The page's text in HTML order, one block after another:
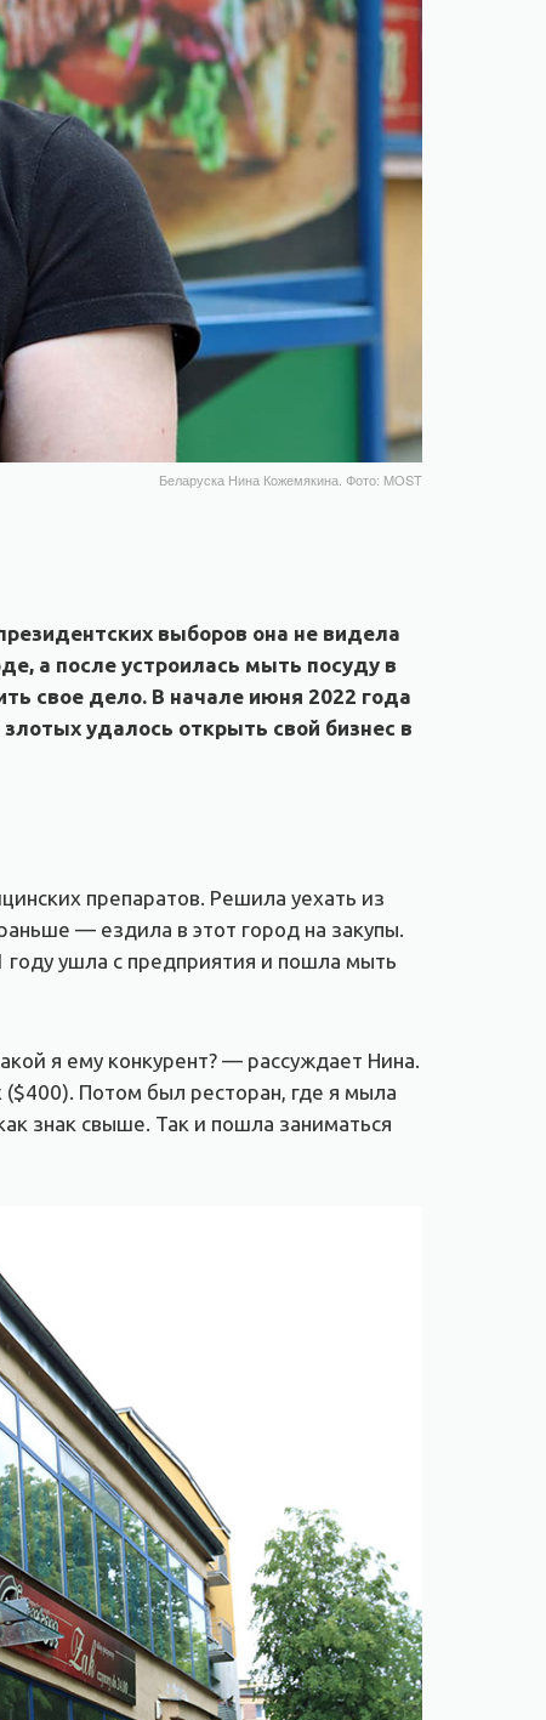
Беларуска Нина Кожемякина. Фото: MOST
выборов она не видела
а после устроилась мыть посуду в
свое дело. В начале июня 2022 года
удалось открыть свой бизнес в
препаратов. Решила уехать из
— ездила в этот город на закупы.
году ушла с предприятия и пошла мыть
я ему конкурент? — рассуждает Нина.
Потом был ресторан, где я мыла
знак свыше. Так и пошла заниматься